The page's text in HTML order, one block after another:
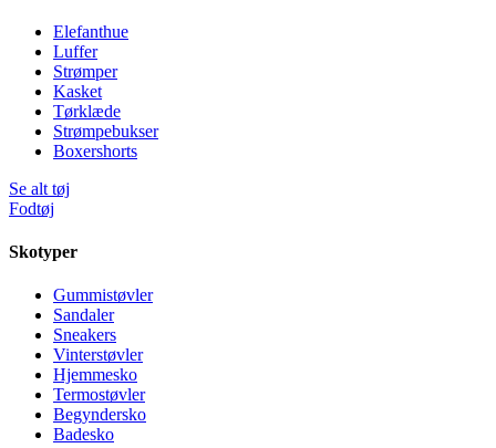
Elefanthue
Luffer
Strømper
Kasket
Tørklæde
Strømpebukser
Boxershorts
Se alt tøj
Fodtøj
Skotyper
Gummistøvler
Sandaler
Sneakers
Vinterstøvler
Hjemmesko
Termostøvler
Begyndersko
Badesko